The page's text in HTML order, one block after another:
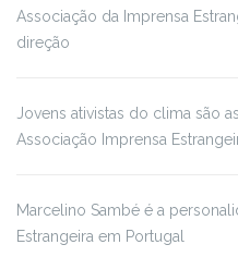
Associação da Imprensa
direção
Jovens ativistas do clima são
Associação Imprensa
Marcelino Sambé é a
Estrangeira em Portugal